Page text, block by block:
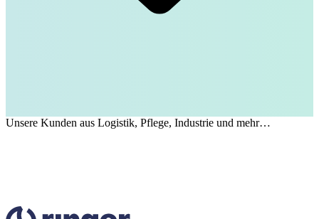
Unsere Kunden aus Logistik, Pflege, Industrie und mehr…